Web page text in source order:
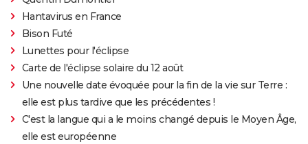
Hantavirus en France
Bison Futé
Lunettes pour l'éclipse
Carte de l'éclipse solaire du 12 août
Une nouvelle date évoquée pour la fin de la vie sur Terre :
elle est plus tardive que les précédentes !
C'est la langue qui a le moins changé depuis le Moyen Âge,
elle est européenne